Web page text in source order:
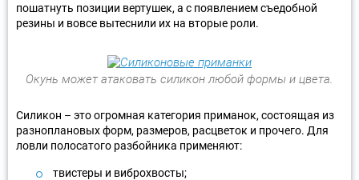
пошатнуть позиции вертушек, а с появлением съедобной
резины и вовсе вытеснили их на вторые роли.
Окунь может атаковать силикон любой формы и цвета.
Силикон – это огромная категория приманок, состоящая из
разноплановых форм, размеров, расцветок и прочего. Для
ловли полосатого разбойника применяют:
твистеры и виброхвосты;